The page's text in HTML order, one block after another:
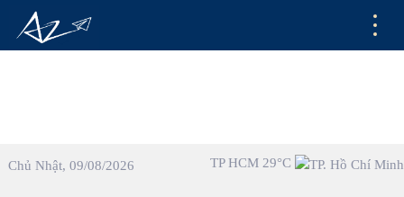
Chủ Nhật, 09/08/2026 TP HCM 29°C